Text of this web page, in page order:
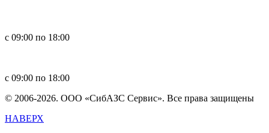
с 09:00 по 18:00
с 09:00 по 18:00
© 2006-2026. ООО «СибАЗС Сервис». Все права защищены
НАВЕРХ